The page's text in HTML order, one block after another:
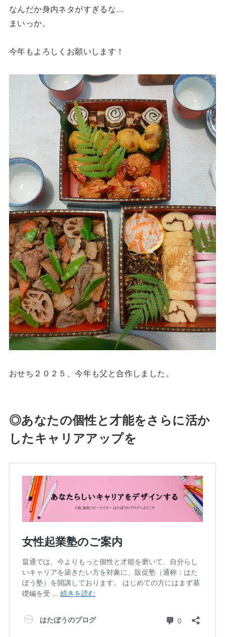
なんだか身内ネタがすぎるな…
まいっか。
今年もよろしくお願いします！
おせち２０２５、今年も父と合作しました。
◎あなたの個性と才能をさらに活か
したキャリアアップを